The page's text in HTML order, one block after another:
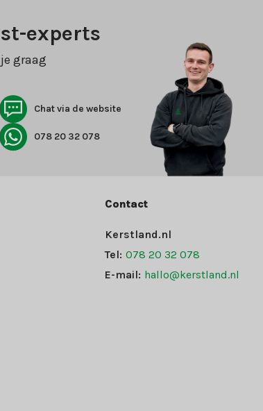
experts
graag
Chat via de website
078 20 32 078
Contact
Kerstland.nl
Tel: 078 20 32 078
E-mail: hallo@kerstland.nl